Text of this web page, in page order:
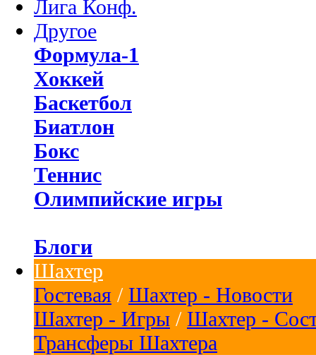
Лига Конф.
Другое
Формула-1
Хоккей
Баскетбол
Биатлон
Бокс
Теннис
Олимпийские игры
Блоги
Шахтер
Гостевая / Шахтер - Новости
Шахтер - Игры / Шахтер -
Трансферы Шахтера